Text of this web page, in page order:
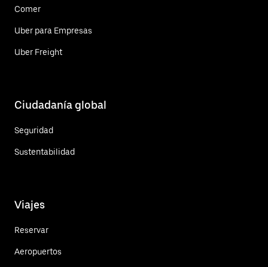
Comer
Uber para Empresas
Uber Freight
Ciudadanía global
Seguridad
Sustentabilidad
Viajes
Reservar
Aeropuertos